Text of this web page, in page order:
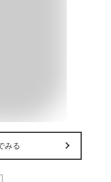
みる